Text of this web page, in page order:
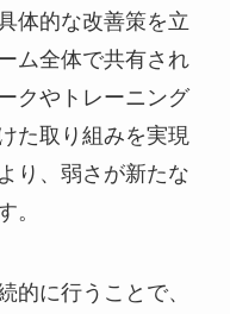
体的な改善策を立
ム全体で共有され
クやトレーニング
た取り組みを実現
り、弱さが新たな
。
的に行うことで、